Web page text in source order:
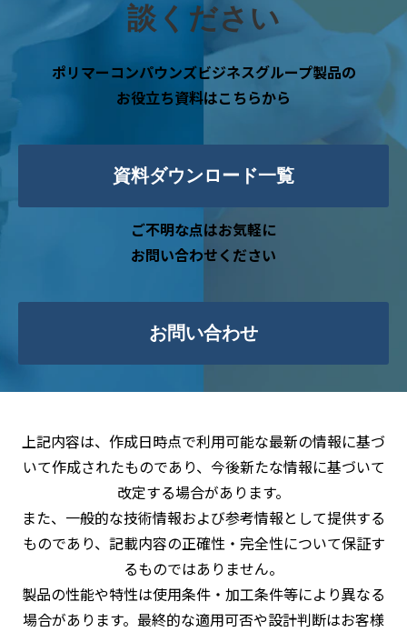
談ください
ポリマーコンパウンズビジネスグループ製品の
お役立ち資料はこちらから
資料ダウンロード一覧
ご不明な点はお気軽に
お問い合わせください
お問い合わせ
上記内容は、作成日時点で利用可能な最新の情報に基づ
いて作成されたものであり、今後新たな情報に基づいて
改定する場合があります。
また、一般的な技術情報および参考情報として提供する
ものであり、記載内容の正確性・完全性について保証す
るものではありません。
製品の性能や特性は使用条件・加工条件等により異なる
場合があります。最終的な適用可否や設計判断はお客様